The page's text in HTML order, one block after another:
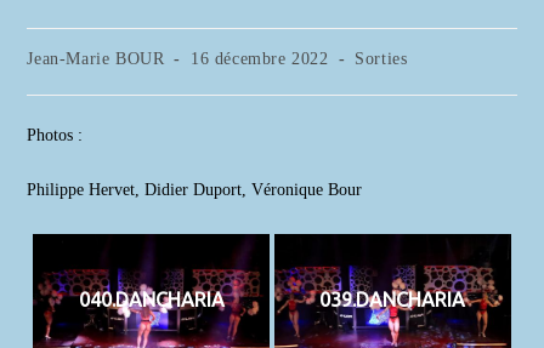
Auteur/autrice
publication :
Jean-Marie BOUR
Publication
16 décembre 2022
Post
Sorties
Photos :
Philippe Hervet, Didier Duport, Véronique Bour
040.DANCHARIA 039.DANCHARIA